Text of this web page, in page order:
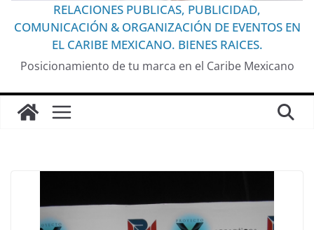
RELACIONES PUBLICAS, PUBLICIDAD,
COMUNICACIÓN & ORGANIZACIÓN DE EVENTOS EN
EL CARIBE MEXICANO. BIENES RAICES.
Posicionamiento de tu marca en el Caribe Mexicano